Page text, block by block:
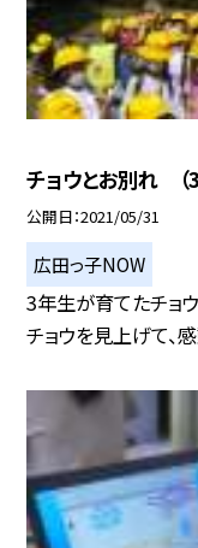
チョウとお別れ （3
公開日 2021/05/31
広田っ子NOW
3年生が育てたチョ
チョウを見上げて、